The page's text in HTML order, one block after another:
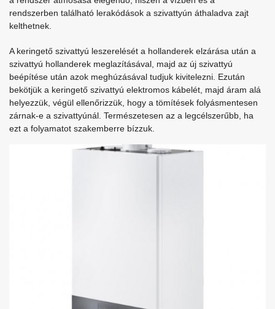
rendszerben található lerakódások a szivattyún áthaladva zajt
kelthetnek.
A keringető szivattyú leszerelését a hollanderek elzárása után a
szivattyú hollanderek meglazításával, majd az új szivattyú
beépítése után azok meghúzásával tudjuk kivitelezni. Ezután
bekötjük a keringető szivattyú elektromos kábelét, majd áram alá
helyezzük, végül ellenőrizzük, hogy a tömítések folyásmentesen
zárnak-e a szivattyúnál. Természetesen az a legcélszerűbb, ha
ezt a folyamatot szakemberre bízzuk.